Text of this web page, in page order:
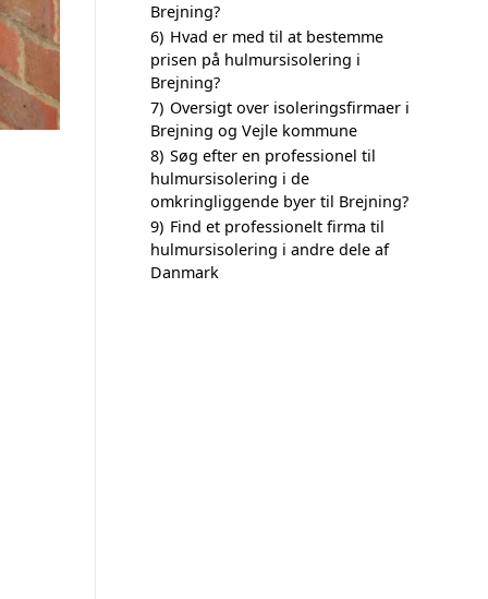
Brejning?
6) Hvad er med til at bestemme
prisen på hulmursisolering i
Brejning?
7) Oversigt over isoleringsfirmaer i
Brejning og Vejle kommune
8) Søg efter en professionel til
hulmursisolering i de
omkringliggende byer til Brejning?
9) Find et professionelt firma til
hulmursisolering i andre dele af
Danmark